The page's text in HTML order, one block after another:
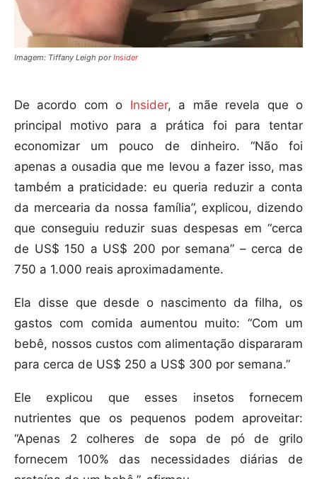
Imagem: Tiffany Leigh porInsider
De acordo com o Insider, a mãe revela que o
principal motivo para a prática foi para tentar
economizar um pouco de dinheiro. “Não foi
apenas a ousadia que me levou a fazer isso, mas
também a praticidade: eu queria reduzir a conta
da mercearia da nossa família”, explicou, dizendo
que conseguiu reduzir suas despesas em “cerca
de US$ 150 a US$ 200 por semana” – cerca de
750 a 1.000 reais aproximadamente.
Ela disse que desde o nascimento da filha, os
gastos com comida aumentou muito: “Com um
bebê, nossos custos com alimentação dispararam
para cerca de US$ 250 a US$ 300 por semana.”
Ele explicou que esses insetos fornecem
nutrientes que os pequenos podem aproveitar:
“Apenas 2 colheres de sopa de pó de grilo
fornecem 100% das necessidades diárias de